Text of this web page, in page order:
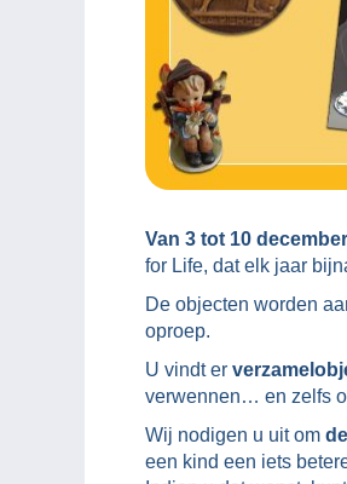
Van 3 tot 10 december
for Life, dat elk jaar
De objecten worden
oproep.
U vindt er
verwennen… en zelfs
Wij nodigen u uit om
een kind een iets